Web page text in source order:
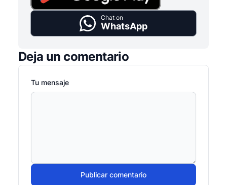
Chat on
WhatsApp
Deja un comentario
Tu mensaje
Publicar comentario